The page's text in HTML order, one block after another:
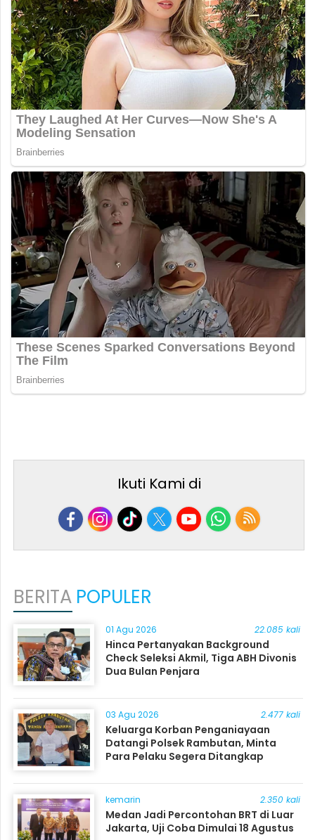
Ikuti Kami di
BERITA POPULER
01 Agu 2026 22.085 kali
Hinca Pertanyakan Background
Check Seleksi Akmil, Tiga ABH Divonis
Dua Bulan Penjara
03 Agu 2026 2.477 kali
Keluarga Korban Penganiayaan
Datangi Polsek Rambutan, Minta
Para Pelaku Segera Ditangkap
kemarin 2.350 kali
Medan Jadi Percontohan BRT di Luar
Jakarta, Uji Coba Dimulai 18 Agustus